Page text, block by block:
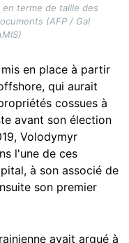
terme de taille des
(AFP / Gal
en place à partir
qui aurait
cossues à
avant son élection
Volodymyr
l'une de ces
à son associé de
son premier
avait argué à